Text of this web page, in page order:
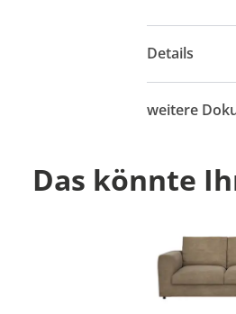
Details
weitere
Das könnte